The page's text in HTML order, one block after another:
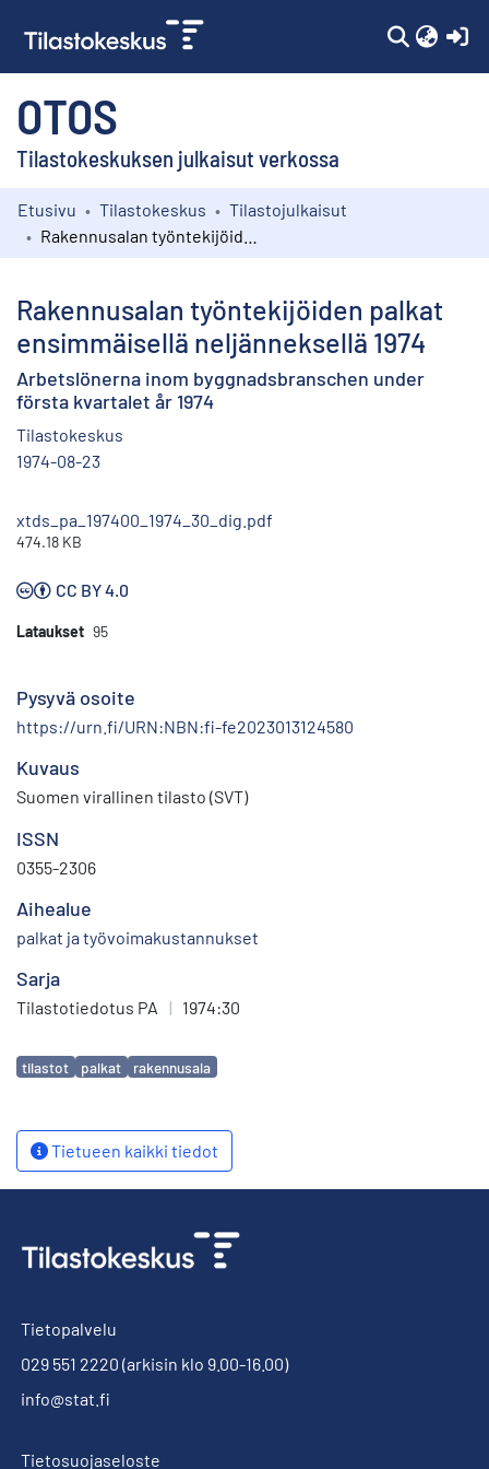
OTOS
Tilastokeskuksen julkaisut verkossa
Kokoelmat
Etusivu Tilastokeskus
Tilastojulkaisut
Rakennusalan työntekijöiden palkat
ensimmäisellä neljänneksellä 1974
Arbetslönerna inom byggnadsbranschen under
första kvartalet år 1974
Tilastokeskus
1974-08-23
xtds_pa_197400_1974_30_dig.pdf
474.18 KB
CC BY 4.0
Lataukset 95
Pysyvä osoite
https://urn.fi/URN:NBN:fi-fe2023013124580
Kuvaus
Suomen virallinen tilasto (SVT)
ISSN
0355-2306
Aihealue
palkat ja työvoimakustannukset
Sarja
Tilastotiedotus PA | 1974:30
Avainsanat
tilastot palkat rakennusala
Tietueen kaikki tiedot
Tietopalvelu
029 551 2220 (arkisin klo 9.00-16.00)
info@stat.fi
Tietosuojaseloste